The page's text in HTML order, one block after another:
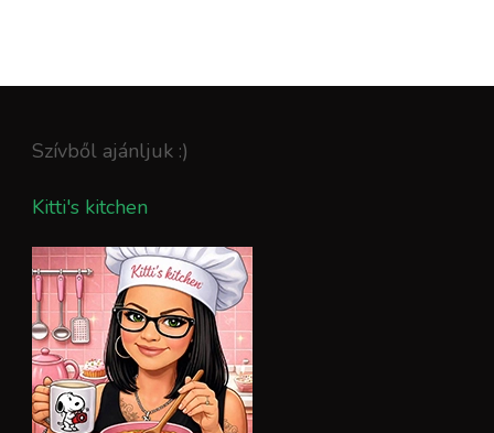
Szívből ajánljuk :)
Kitti's kitchen